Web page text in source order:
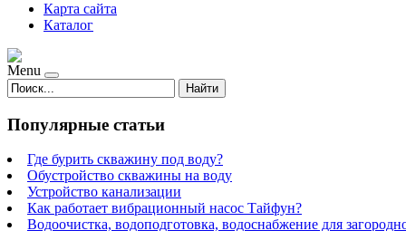
Карта сайта
Каталог
Menu
Найти
Популярные статьи
Где бурить скважину под воду?
Обустройство скважины на воду
Устройство канализации
Как работает вибрационный насос Тайфун?
Водоочистка, водоподготовка, водоснабжение для